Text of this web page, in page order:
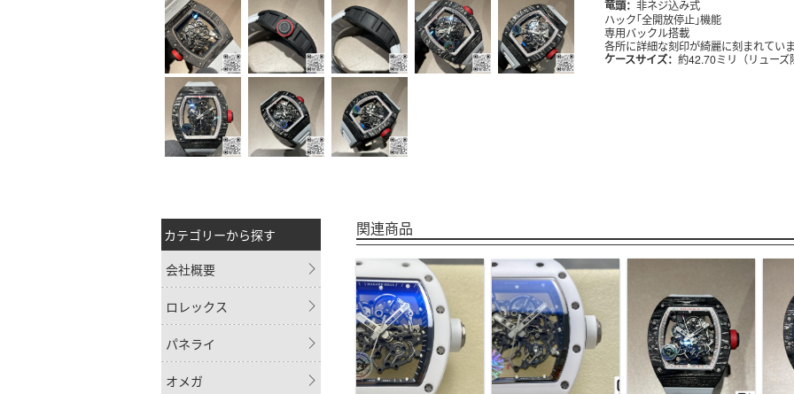
竜頭： 非ネジ込み式
ハック｢全開放停止｣機能
専用バックル搭載
各所に詳細な刻印が綺麗に刻まれていま
ケースサイズ： 約42.70ミリ（リュー
カテゴリーから探す
会社概要
ロレックス
パネライ
オメガ
関連商品